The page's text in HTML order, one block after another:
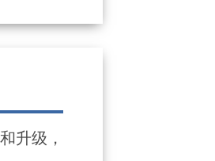
升级，